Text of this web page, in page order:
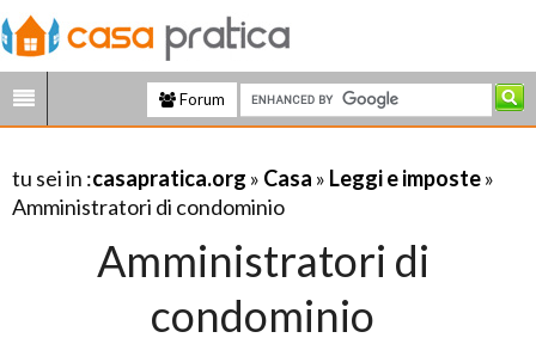
Forum
tu sei in :casapratica.org » Casa » Leggi e imposte»
Amministratori di condominio
Amministratori di
condominio